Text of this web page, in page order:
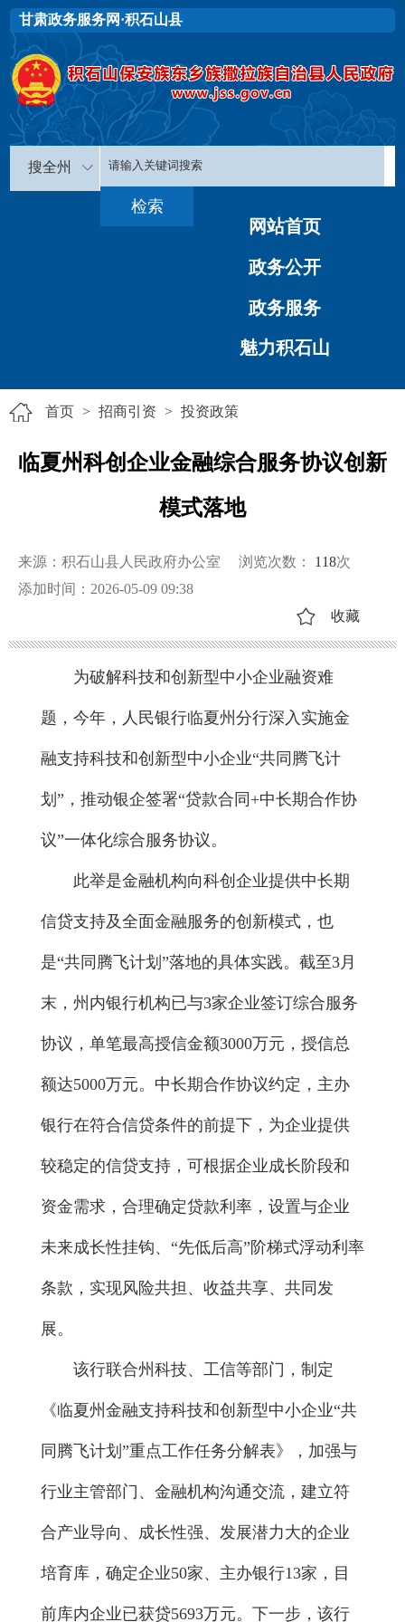
甘肃政务服务网·积石山县
搜全州
网站首页
政务公开
政务服务
魅力积石山
首页 > 招商引资 > 投资政策
临夏州科创企业金融综合服务协议创新
模式落地
来源：积石山县人民政府办公室 浏览次数： 118次
添加时间：2026-05-09 09:38
收藏
为破解科技和创新型中小企业融资难
题，今年，人民银行临夏州分行深入实施金
融支持科技和创新型中小企业“共同腾飞计
划”，推动银企签署“贷款合同+中长期合作协
议”一体化综合服务协议。
此举是金融机构向科创企业提供中长期
信贷支持及全面金融服务的创新模式，也
是“共同腾飞计划”落地的具体实践。截至3月
末，州内银行机构已与3家企业签订综合服务
协议，单笔最高授信金额3000万元，授信总
额达5000万元。中长期合作协议约定，主办
银行在符合信贷条件的前提下，为企业提供
较稳定的信贷支持，可根据企业成长阶段和
资金需求，合理确定贷款利率，设置与企业
未来成长性挂钩、“先低后高”阶梯式浮动利率
条款，实现风险共担、收益共享、共同发
展。
该行联合州科技、工信等部门，制定
《临夏州金融支持科技和创新型中小企业“共
同腾飞计划”重点工作任务分解表》，加强与
行业主管部门、金融机构沟通交流，建立符
合产业导向、成长性强、发展潜力大的企业
培育库，确定企业50家、主办银行13家，目
前库内企业已获贷5693万元。下一步，该行